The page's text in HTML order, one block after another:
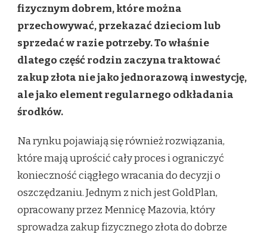
fizycznym dobrem, które można
przechowywać, przekazać dzieciom lub
sprzedać w razie potrzeby. To właśnie
dlatego część rodzin zaczyna traktować
zakup złota nie jako jednorazową inwestycję,
ale jako element regularnego odkładania
środków.
Na rynku pojawiają się również rozwiązania,
które mają uprościć cały proces i ograniczyć
konieczność ciągłego wracania do decyzji o
oszczędzaniu. Jednym z nich jest GoldPlan,
opracowany przez Mennicę Mazovia, który
sprowadza zakup fizycznego złota do dobrze